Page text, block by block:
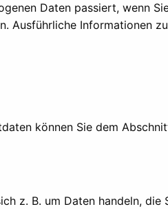
Daten passiert, wenn
Ausführliche Informationen
können Sie dem
z. B. um Daten handeln,